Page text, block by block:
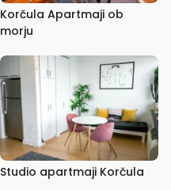
Korčula Apartmaji ob
morju
Studio apartmaji Korčula